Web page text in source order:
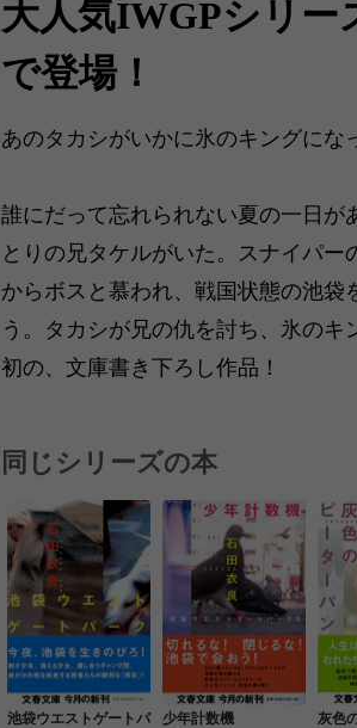
大人気IWGPシリー
で登場！
あのタカシがいかに氷のキングにな
誰にだって忘れられない夏の一日
とりの兄タケルがいた。スナイパ
からボスと慕われ、戦国状態の池袋
う。タカシが兄の仇を討ち、氷の
初の、文庫書き下ろし作品！
同じシリーズの本
池袋ウエストゲートパ
少年計数機 灰色